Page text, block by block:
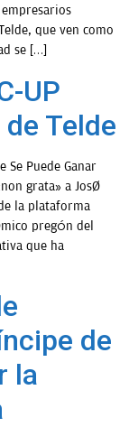
que ven como
se […]
UP
Telde
Puede Ganar
grata» a José
la plataforma
pregón del
que ha
de
la